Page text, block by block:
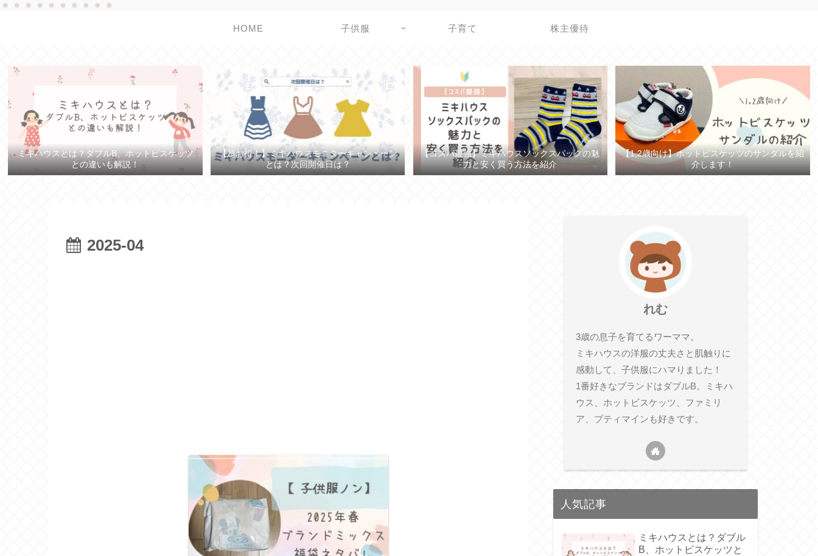
HOME 子供服 子育て 株主優待
ミキハウスとは？ダブルB、ホットビスケッツ
との違いも解説！
【超お得！】ミキハウスモニターキャンペーン
とは？次回開催日は？
【コスパ最強】ミキハウスソックスパックの魅
力と安く買う方法を紹介
【1,2歳向け】ホットビスケッツのサンダルを紹
介します！
2025-04
れむ
3歳の息子を育てるワーママ。
ミキハウスの洋服の丈夫さと肌触りに
感動して、子供服にハマりました！
1番好きなブランドはダブルB。ミキハ
ウス、ホットビスケッツ、ファミリ
ア、プティマインも好きです。
人気記事
ミキハウスとは？ダブル
B、ホットビスケッツと